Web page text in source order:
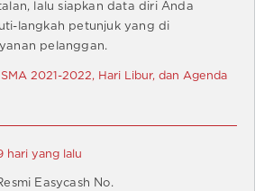
lalu siapkan data diri Anda
langkah petunjuk yang di
pelanggan.
2021-2022, Hari Libur, dan Agenda
hari yang lalu
Easycash No.